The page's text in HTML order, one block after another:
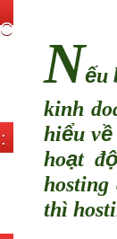
Nếu
kinh
hiểu về
hoạt độ
hosting
thì